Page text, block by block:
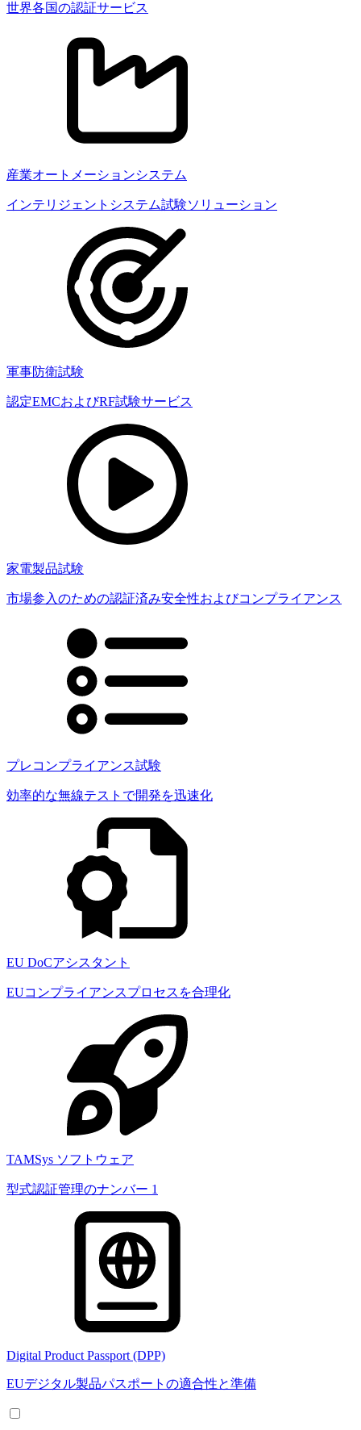
世界各国の認証サービス
産業オートメーションシステム
インテリジェントシステム試験ソリューション
軍事防衛試験
認定EMCおよびRF試験サービス
家電製品試験
市場参入のための認証済み安全性およびコンプライアンス
プレコンプライアンス試験
効率的な無線テストで開発を迅速化
EU DoCアシスタント
EUコンプライアンスプロセスを合理化
TAMSys ソフトウェア
型式認証管理のナンバー 1
Digital Product Passport (DPP)
EUデジタル製品パスポートの適合性と準備